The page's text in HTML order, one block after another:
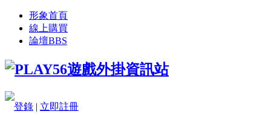
形象首頁
線上購買
論壇BBS
登錄 | 立即註冊